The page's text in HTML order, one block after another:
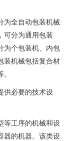
为全自动包装机械
可分为通用包装
为个包装机、内包
装机械包括复合材
供必要的技术设
等工序的机械和设
器的机器。该类设